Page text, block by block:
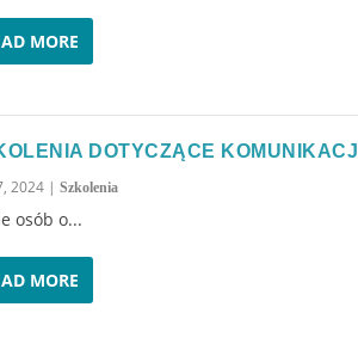
MORE
DOTYCZĄCE KOMUNIKACJI
2024 |Szkolenia
osób o...
MORE